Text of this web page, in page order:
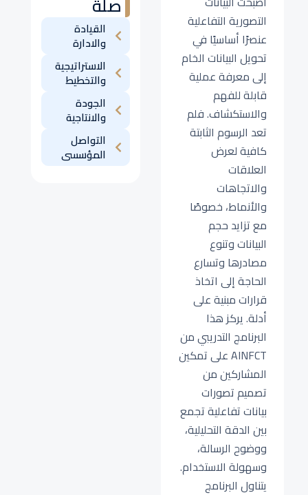
القيادة
والادارة
الاستراتيجية
والتخطيط
الجودة
والانتاجية
التواصل
المؤسسى
التصورية التفاعلية
عنصرًا أساسيًا في
تحويل البيانات الخام
إلى معرفة عملية
قابلة للفهم
والاستكشاف. فلم
تعد الرسوم الثابتة
كافية لعرض
العلاقات
والاتجاهات
والأنماط، خصوصًا
مع تزايد حجم
البيانات وتنوع
مصادرها وتسارع
الحاجة إلى اتخاذ
قرارات مبنية على
أدلة. يركز هذا
البرنامج التدريبي من
AINFCT على تمكين
المشاركين من
تصميم تصورات
بيانات تفاعلية تجمع
بين الدقة التحليلية،
ووضوح الرسالة،
وسهولة الاستخدام.
يتناول البرنامج